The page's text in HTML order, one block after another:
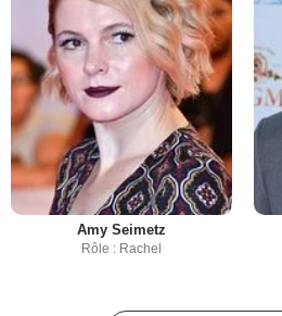
Amy Seimetz
Rôle : Rachel